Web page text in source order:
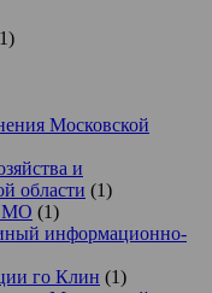
Московской
и
области (1)
МО (1)
информационно-
го Клин (1)